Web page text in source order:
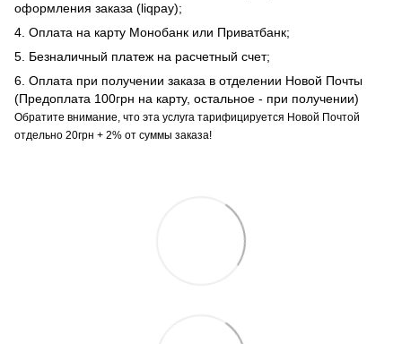
оформления заказа (liqpay);
4. Оплата на карту Монобанк или Приватбанк;
5. Безналичный платеж на расчетный счет;
6. Оплата при получении заказа в отделении Новой Почты
(Предоплата 100грн на карту, остальное - при получении)
Обратите внимание, что эта услуга тарифицируется Новой Почтой
отдельно 20грн + 2% от суммы заказа!